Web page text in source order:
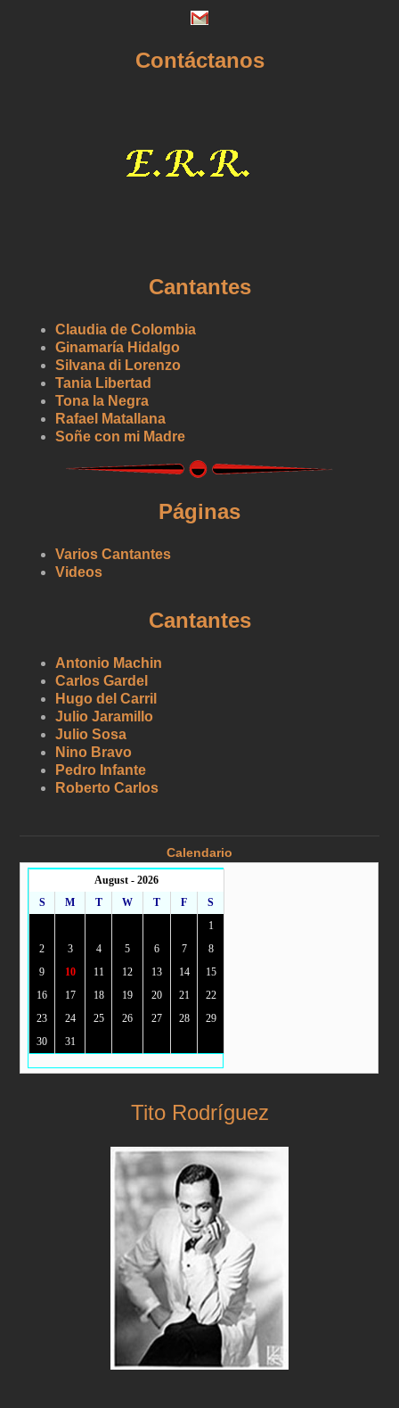
Contáctanos
Cantantes
Claudia de Colombia
Ginamaría Hidalgo
Silvana di Lorenzo
Tania Libertad
Tona la Negra
Rafael Matallana
Soñe con mi Madre
Páginas
Varios Cantantes
Videos
Cantantes
Antonio Machin
Carlos Gardel
Hugo del Carril
Julio Jaramillo
Julio Sosa
Nino Bravo
Pedro Infante
Roberto Carlos
Calendario
August - 2026
S
M T W T F
S
1
2
3 4 5 6 7
8
9
10 11 12 13 14
15
16
17 18 19 20 21
22
23
24 25 26 27 28
29
30
31
Tito Rodríguez